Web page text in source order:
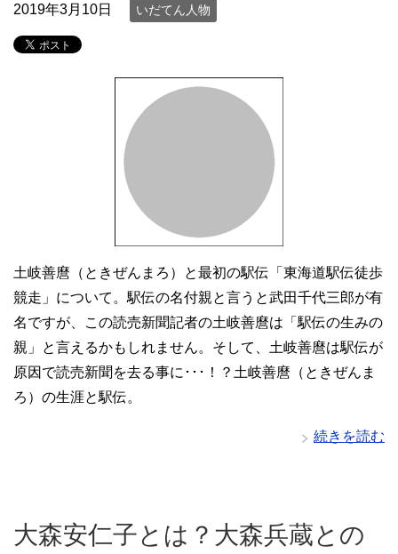
2019年3月10日 いだてん人物
土岐善麿（ときぜんまろ）と最初の駅伝「東海道駅伝徒歩
競走」について。駅伝の名付親と言うと武田千代三郎が有
名ですが、この読売新聞記者の土岐善麿は「駅伝の生みの
親」と言えるかもしれません。そして、土岐善麿は駅伝が
原因で読売新聞を去る事に･･･！？土岐善麿（ときぜんま
ろ）の生涯と駅伝。
続きを読む
大森安仁子とは？大森兵蔵との